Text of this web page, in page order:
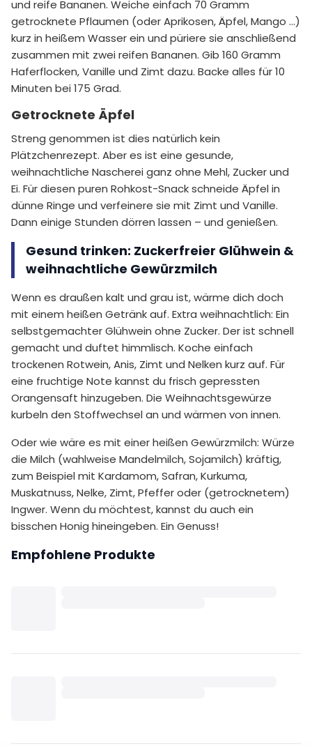
und reife Bananen. Weiche einfach 70 Gramm
getrocknete Pflaumen (oder Aprikosen, Äpfel, Mango …)
kurz in heißem Wasser ein und püriere sie anschließend
zusammen mit zwei reifen Bananen. Gib 160 Gramm
Haferflocken, Vanille und Zimt dazu. Backe alles für 10
Minuten bei 175 Grad.
Getrocknete Äpfel
Streng genommen ist dies natürlich kein
Plätzchenrezept. Aber es ist eine gesunde,
weihnachtliche Nascherei ganz ohne Mehl, Zucker und
Ei. Für diesen puren Rohkost-Snack schneide Äpfel in
dünne Ringe und verfeinere sie mit Zimt und Vanille.
Dann einige Stunden dörren lassen – und genießen.
Gesund trinken: Zuckerfreier Glühwein &
weihnachtliche Gewürzmilch
Wenn es draußen kalt und grau ist, wärme dich doch
mit einem heißen Getränk auf. Extra weihnachtlich: Ein
selbstgemachter Glühwein ohne Zucker. Der ist schnell
gemacht und duftet himmlisch. Koche einfach
trockenen Rotwein, Anis, Zimt und Nelken kurz auf. Für
eine fruchtige Note kannst du frisch gepressten
Orangensaft hinzugeben. Die Weihnachtsgewürze
kurbeln den Stoffwechsel an und wärmen von innen.
Oder wie wäre es mit einer heißen Gewürzmilch: Würze
die Milch (wahlweise Mandelmilch, Sojamilch) kräftig,
zum Beispiel mit Kardamom, Safran, Kurkuma,
Muskatnuss, Nelke, Zimt, Pfeffer oder (getrocknetem)
Ingwer. Wenn du möchtest, kannst du auch ein
bisschen Honig hineingeben. Ein Genuss!
Empfohlene Produkte